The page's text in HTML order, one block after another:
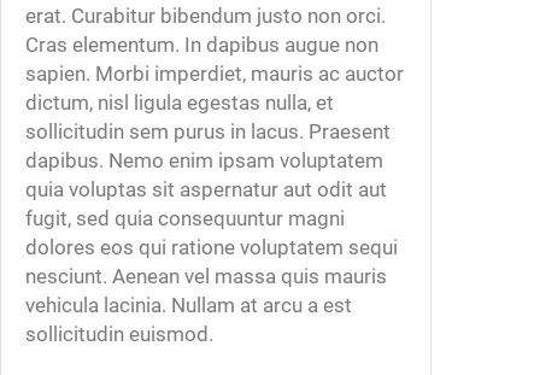
erat. Curabitur bibendum justo non orci.
Cras elementum. In dapibus augue non
sapien. Morbi imperdiet, mauris ac auctor
dictum, nisl ligula egestas nulla, et
sollicitudin sem purus in lacus. Praesent
dapibus. Nemo enim ipsam voluptatem
quia voluptas sit aspernatur aut odit aut
fugit, sed quia consequuntur magni
dolores eos qui ratione voluptatem sequi
nesciunt. Aenean vel massa quis mauris
vehicula lacinia. Nullam at arcu a est
sollicitudin euismod.